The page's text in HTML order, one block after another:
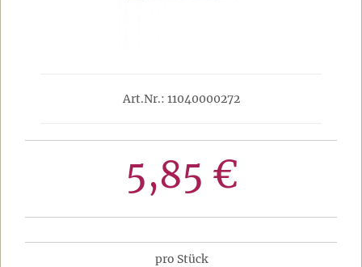
Art.Nr.: 11040000272
5,85 €
pro Stück